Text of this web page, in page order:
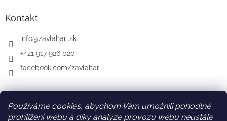
Používáme cookies, abychom Vám umožnili pohodlné
prohlížení webu a díky analýze provozu webu neustále
Kontakt
info@zavlahari.sk
+421 917 926 020
facebook.com/zavlahari
SK AT DE